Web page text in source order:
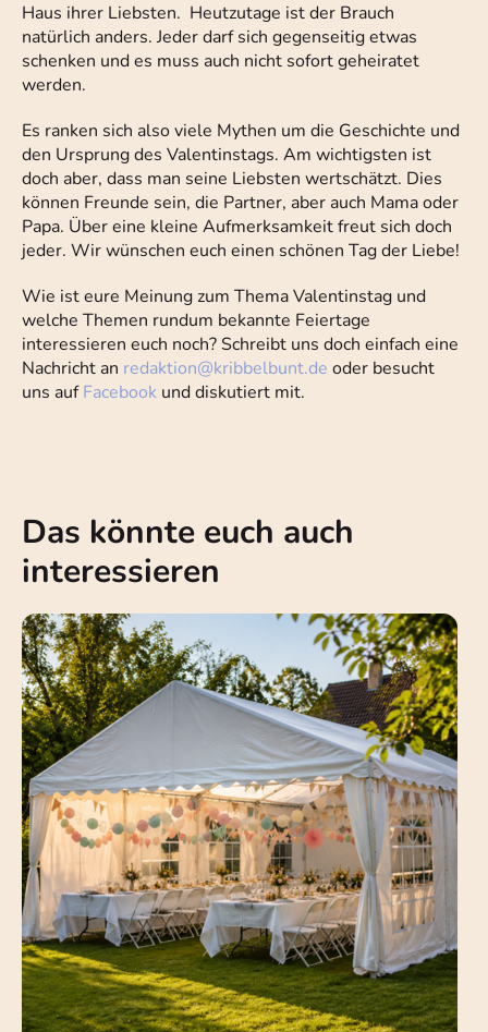
Haus ihrer Liebsten. Heutzutage ist der Brauch
natürlich anders. Jeder darf sich gegenseitig etwas
schenken und es muss auch nicht sofort geheiratet
werden.
Es ranken sich also viele Mythen um die Geschichte und
den Ursprung des Valentinstags. Am wichtigsten ist
doch aber, dass man seine Liebsten wertschätzt. Dies
können Freunde sein, die Partner, aber auch Mama oder
Papa. Über eine kleine Aufmerksamkeit freut sich doch
jeder. Wir wünschen euch einen schönen Tag der Liebe!
Wie ist eure Meinung zum Thema Valentinstag und
welche Themen rundum bekannte Feiertage
interessieren euch noch? Schreibt uns doch einfach eine
Nachricht an redaktion@kribbelbunt.de oder besucht
uns aufFacebook und diskutiert mit.
Das könnte euch auch
interessieren